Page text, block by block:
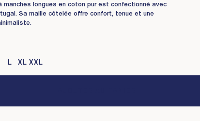
manches longues en coton pur est confectionné avec
Sa maille côtelée offre confort, tenue et une
L XL XXL